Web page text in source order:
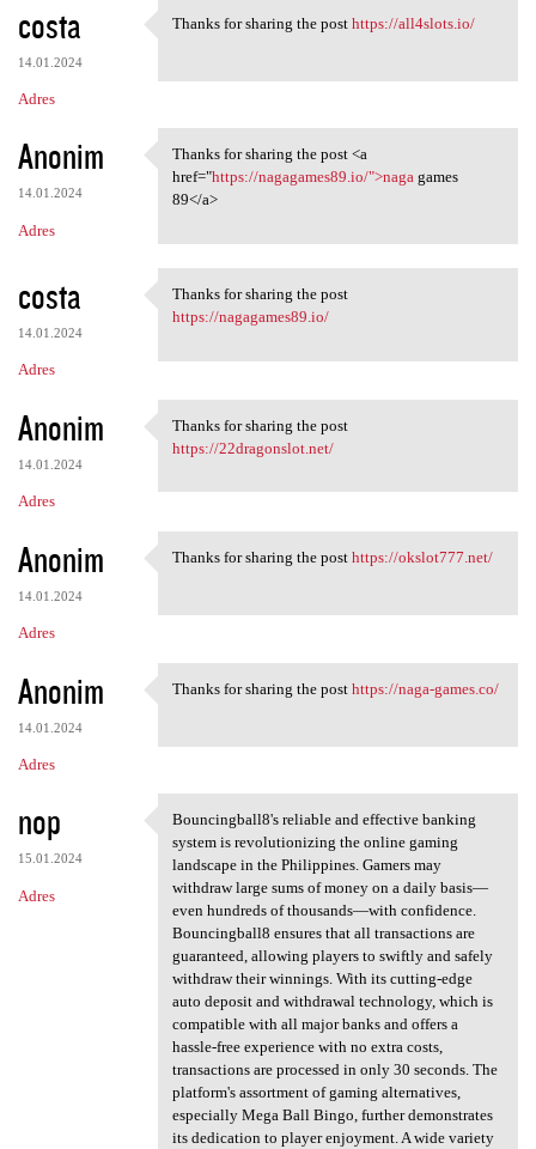
costa
14.01.2024
Adres
Thanks for sharing the post
Thanks for sharing the post https://all4slots.io/
Anonim
14.01.2024
Adres
Thanks for sharing the post
Thanks for sharing the post <a
href="https://nagagames89.io/">nagagames
89</a>
costa
14.01.2024
Adres
Thanks for sharing the post
Thanks for sharing the post
https://nagagames89.io/
Anonim
14.01.2024
Adres
Thanks for sharing the post
Thanks for sharing the post
https://22dragonslot.net/
Anonim
14.01.2024
Adres
Thanks for sharing the post
Thanks for sharing the post https://okslot777.net/
Anonim
14.01.2024
Adres
Thanks for sharing the post
Thanks for sharing the post https://naga-games.co/
nop
15.01.2024
Adres
Bouncingball8's reliable and
Bouncingball8's reliable and effective banking
system is revolutionizing the online gaming
landscape in the Philippines. Gamers may
withdraw large sums of money on a daily basis—
even hundreds of thousands—with confidence.
Bouncingball8 ensures that all transactions are
guaranteed, allowing players to swiftly and safely
withdraw their winnings. With its cutting-edge
auto deposit and withdrawal technology, which is
compatible with all major banks and offers a
hassle-free experience with no extra costs,
transactions are processed in only 30 seconds. The
platform's assortment of gaming alternatives,
especially Mega Ball Bingo, further demonstrates
its dedication to player enjoyment. A wide variety